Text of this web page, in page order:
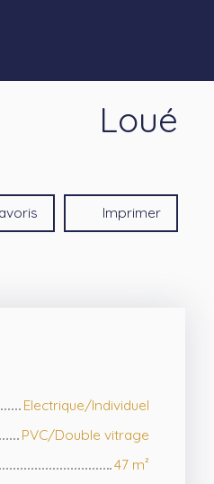
Loué
Imprimer
Electrique/Individuel
PVC/Double vitrage
47 m²